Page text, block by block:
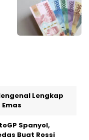
Lengkap
Spanyol,
Buat Rossi